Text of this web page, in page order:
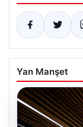
Yan Manşet